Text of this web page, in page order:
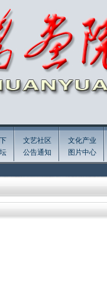
文艺社区
公告通知
文化产业
图片中心